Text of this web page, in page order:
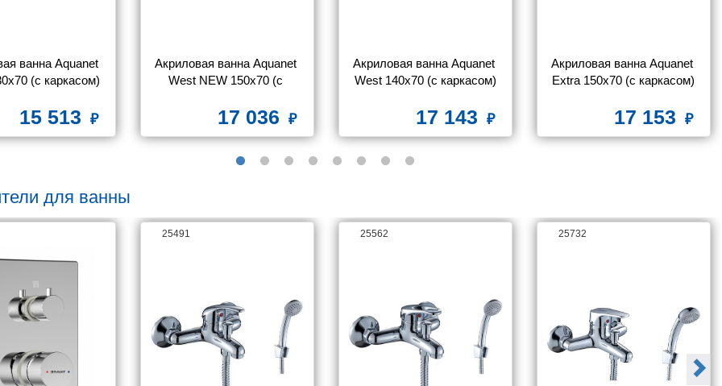
ванна Aquanet
(с каркасом)
15 513
Акриловая ванна Aquanet
West NEW 150x70 (с
17 036
Акриловая ванна Aquanet
West 140x70 (с каркасом)
17 143
Акриловая ванна Aquanet
Extra 150x70 (с каркасом)
17 153
для ванны
25491 25562 25732